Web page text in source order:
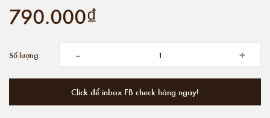
790.000₫
Số lượng: - +
Click để inbox FB check hàng ngay!